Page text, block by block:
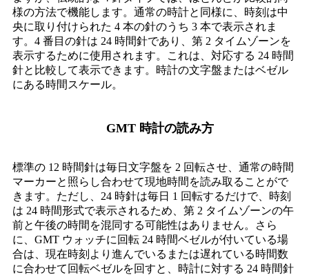
様の方法で機能します。通常の時計と同様に、時刻は中
央に取り付けられた 4 本の針のうち 3 本で表示されま
す。4 番目の針は 24 時間針であり、第 2 タイムゾーンを
表示するために使用されます。これは、対応する 24 時間
針と比較して表示できます。時計の文字盤またはベゼル
にある時間スケール。
GMT 時計の読み方
標準の 12 時間針は毎日文字盤を 2 回転させ、通常の時間
マーカーと照らし合わせて現地時間を読み取ることがで
きます。ただし、24 時針は毎日 1 回転するだけで、時刻
は 24 時間形式で表示されるため、第 2 タイムゾーンの午
前と午後の時間を混同する可能性はありません。さら
に、GMT ウォッチに回転 24 時間ベゼルが付いている場
合は、現在時刻より進んでいるまたは遅れている時間数
に合わせて回転ベゼルを回すと、時計に対する 24 時間針